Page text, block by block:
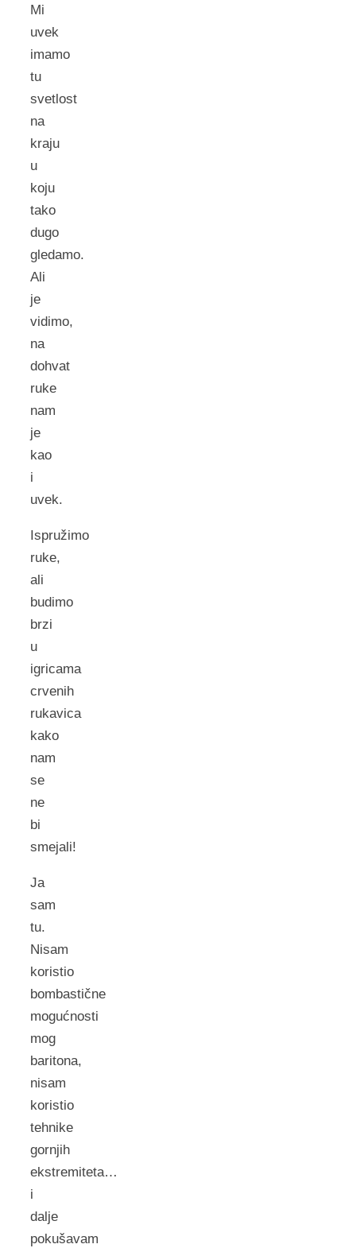
Mi
uvek
imamo
tu
svetlost
na
kraju
u
koju
tako
dugo
gledamo.
Ali
je
vidimo,
na
dohvat
ruke
nam
je
kao
i
uvek.
Ispružimo
ruke,
ali
budimo
brzi
u
igricama
crvenih
rukavica
kako
nam
se
ne
bi
smejali!
Ja
sam
tu.
Nisam
koristio
bombastične
mogućnosti
mog
baritona,
nisam
koristio
tehnike
gornjih
ekstremiteta…
i
dalje
pokušavam